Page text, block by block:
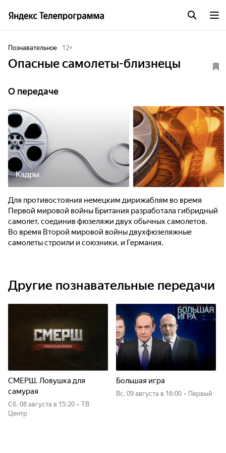
Познавательное 12+
Опасные самолеты-близнецы
О передаче
Кадры
Для противостояния немецким дирижаблям во время
Первой мировой войны Британия разработала гибридный
самолет, соединив фюзеляжи двух обычных самолетов.
Во время Второй мировой войны двухфюзеляжные
самолеты строили и союзники, и Германия.
Другие познавательные передачи
СМЕРШ. Ловушка для
самурая
сб, 08 августа в 15:20 • ТВ
Центр
Большая игра
вс, 09 августа в 16:00 • Первый